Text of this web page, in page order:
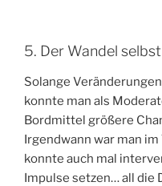
5. Der Wandel selbst
Solange
konnte man als
Bordmittel größere
Irgendwann war man
konnte auch mal
Impulse setzen… all die